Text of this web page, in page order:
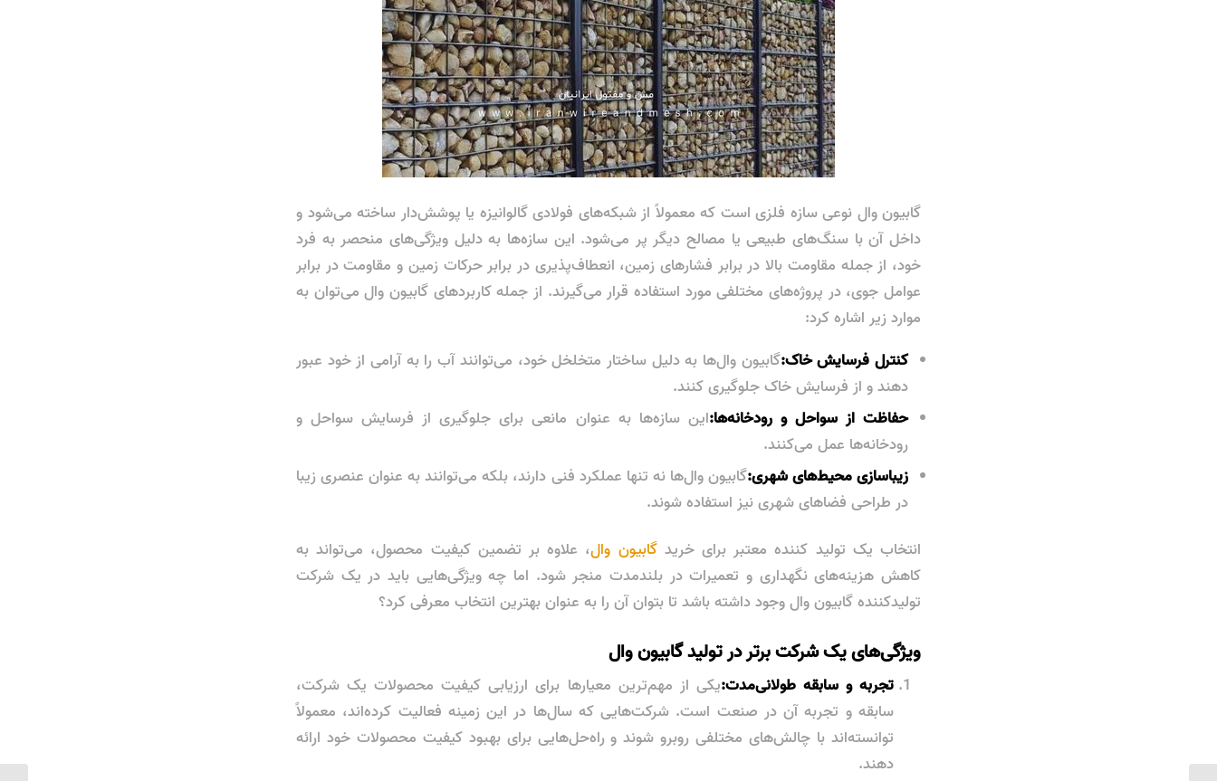
گابیون وال نوعی سازه فلزی است که معمولاً از شبکه‌های فولادی گالوانیزه یا پوشش‌دار ساخته می‌شود و
داخل آن با سنگ‌های طبیعی یا مصالح دیگر پر می‌شود. این سازه‌ها به دلیل ویژگی‌های منحصر به فرد
خود، از جمله مقاومت بالا در برابر فشارهای زمین، انعطاف‌پذیری در برابر حرکات زمین و مقاومت در برابر
عوامل جوی، در پروژه‌های مختلفی مورد استفاده قرار می‌گیرند. از جمله کاربردهای گابیون وال می‌توان به
موارد زیر اشاره کرد:
کنترل فرسایش خاک:گابیون وال‌ها به دلیل ساختار متخلخل خود، می‌توانند آب را به آرامی از خود عبور
دهند و از فرسایش خاک جلوگیری کنند.
حفاظت از سواحل و رودخانه‌ها:این سازه‌ها به عنوان مانعی برای جلوگیری از فرسایش سواحل و
رودخانه‌ها عمل می‌کنند.
زیباسازی محیط‌های شهری:گابیون وال‌ها نه تنها عملکرد فنی دارند، بلکه می‌توانند به عنوان عنصری زیبا
در طراحی فضاهای شهری نیز استفاده شوند.
انتخاب یک تولید کننده معتبر برای خریدگابیون وال، علاوه بر تضمین کیفیت محصول، می‌تواند به
کاهش هزینه‌های نگهداری و تعمیرات در بلندمدت منجر شود. اما چه ویژگی‌هایی باید در یک شرکت
تولیدکننده گابیون وال وجود داشته باشد تا بتوان آن را به عنوان بهترین انتخاب معرفی کرد؟
ویژگی‌های یک شرکت برتر در تولید گابیون وال
تجربه و سابقه طولانی‌مدت:یکی از مهم‌ترین معیارها برای ارزیابی کیفیت محصولات یک شرکت،
سابقه و تجربه آن در صنعت است. شرکت‌هایی که سال‌ها در این زمینه فعالیت کرده‌اند، معمولاً
توانسته‌اند با چالش‌های مختلفی روبرو شوند و راه‌حل‌هایی برای بهبود کیفیت محصولات خود ارائه
دهند.